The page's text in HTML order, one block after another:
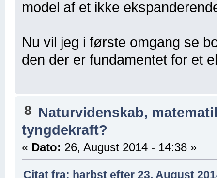
model af et ikke
Nu vil jeg i første omgang se
den der er fundamentet for et
8 Naturvidenskab,
tyngdekraft?
« Dato: 26, August 2014 - 14:38 »
Citat fra: harbst efter 23, August